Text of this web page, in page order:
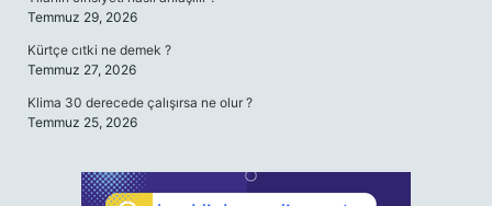
Temmuz 29, 2026
Kürtçe cıtki ne demek ?
Temmuz 27, 2026
Klima 30 derecede çalışırsa ne olur ?
Temmuz 25, 2026